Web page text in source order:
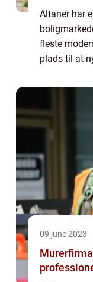
Altaner har
fleste
plads til at
afhænger af
09 june 2023